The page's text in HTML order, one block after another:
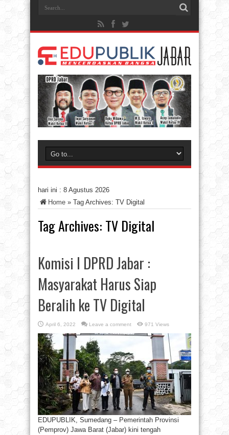
hari ini : 8 Agustus 2026
Home » Tag Archives: TV Digital
Tag Archives: TV Digital
Komisi I DPRD Jabar :
Masyarakat Harus Siap
Beralih ke TV Digital
April 6, 2022 Leave a comment 971 Views
EDUPUBLIK, Sumedang – Pemerintah Provinsi
(Pemprov) Jawa Barat (Jabar) kini tengah